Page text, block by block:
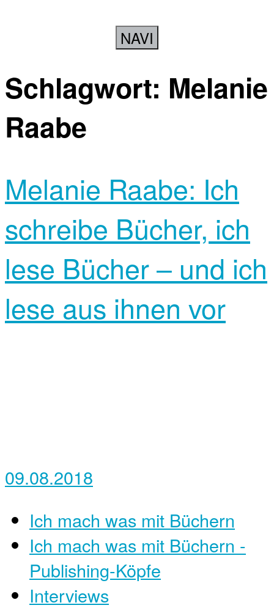
NAVI
Schlagwort: Melanie
Raabe
Melanie Raabe: Ich
schreibe Bücher, ich
lese Bücher – und ich
lese aus ihnen vor
09.08.2018
Ich mach was mit Büchern
Ich mach was mit Büchern -
Publishing-Köpfe
Interviews